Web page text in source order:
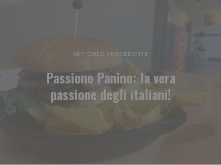
ARTICOLO PRECEDENTE
Passione Panino: la vera
passione degli italiani!